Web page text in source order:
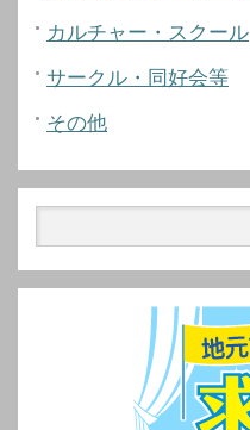
カルチャー・スクール
サークル・同好会等
その他